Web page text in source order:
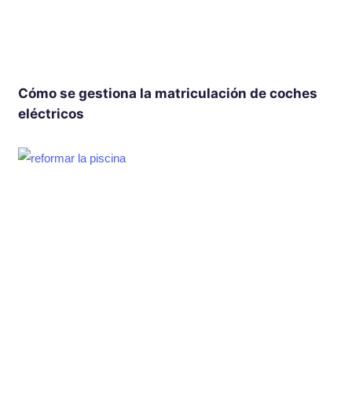
Cómo se gestiona la matriculación de coches
eléctricos